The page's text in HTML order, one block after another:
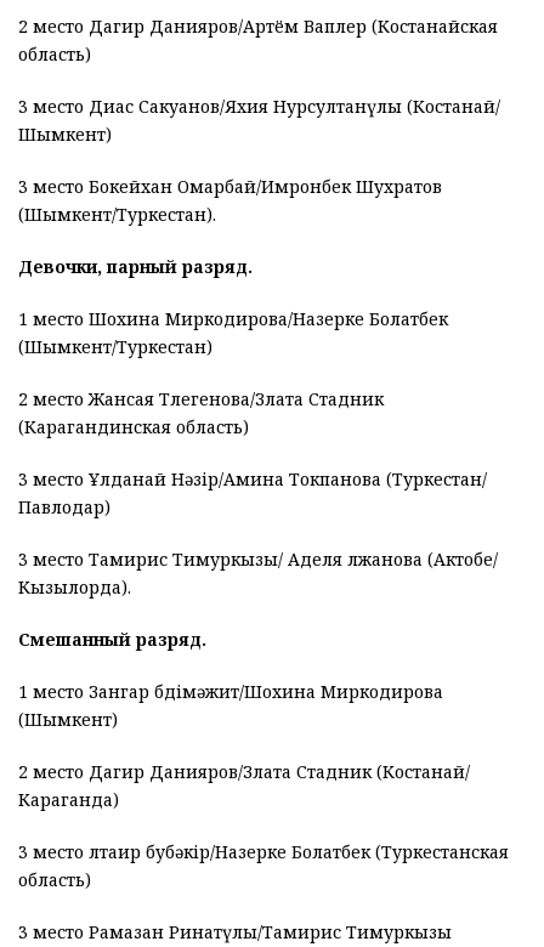
2 место Дагир Данияров/Артём Ваплер (Костанайская
область)
3 место Диас Сакуанов/Яхия Нурсултанүлы (Костанай/
Шымкент)
3 место Бокейхан Омарбай/Имронбек Шухратов
(Шымкент/Туркестан).
Девочки, парный разряд.
1 место Шохина Миркодирова/Назерке Болатбек
(Шымкент/Туркестан)
2 место Жансая Тлегенова/Злата Стадник
(Карагандинская область)
3 место Ұлданай Нәзір/Амина Токпанова (Туркестан/
Павлодар)
3 место Тамирис Тимуркызы/ Аделя Әлжанова (Актобе/
Кызылорда).
Смешанный разряд.
1 место Зангар Әбдімәжит/Шохина Миркодирова
(Шымкент)
2 место Дагир Данияров/Злата Стадник (Костанай/
Караганда)
3 место Әлтаир Әбубәкір/Назерке Болатбек (Туркестанская
область)
3 место Рамазан Ринатүлы/Тамирис Тимуркызы